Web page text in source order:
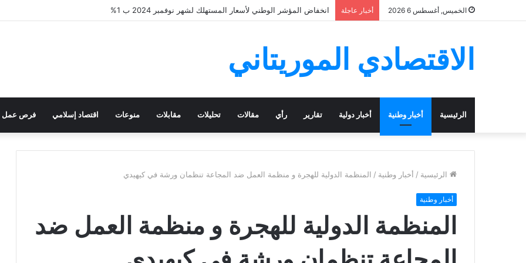
الخميس, أغسطس 6 2026 أخبار عاجلة انخفاض المؤشر الوطني لأسعار المستهلك لشهر نوفمبر 2024 ب 1%
الاقتصادي الموريتاني
الرئيسية أخبار وطنية أخبار دولية تقارير رأي مقالات تحليلات مقابلات منوعات اقتصاد إسلامي فرص عمل
الرئيسية / أخبار وطنية / المنظمة الدولية للهجرة و منظمة العمل ضد المجاعة تنظمان ورشة في كيهيدي
أخبار وطنية
المنظمة الدولية للهجرة و منظمة العمل ضد